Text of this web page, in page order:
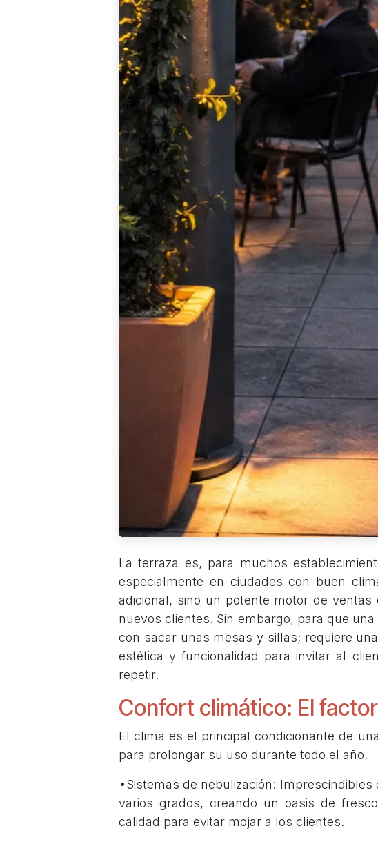
La terraza es, para muchos
especialmente en ciudades con buen
adicional, sino un potente motor de
nuevos clientes. Sin embargo, para que
con sacar unas mesas y sillas; requiere
estética y funcionalidad para invitar al
repetir.
Confort climático: El
El clima es el principal condicionante de
para prolongar su uso durante todo el año.
•Sistemas de nebulización:
varios grados, creando un oasis de
calidad para evitar mojar a los clientes.